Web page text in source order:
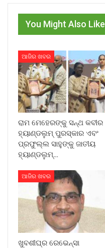
You Might Also Like
ଆଜିର ଖବର
ରାମ ମେହେରଙ୍କୁ ସନ୍ଥ କବୀର
ହ୍ୟାଣ୍ଡଲୁମ୍ ପୁରସ୍କାର ଏବଂ
ପ୍ରଫୁଲ୍ଲ ସାହୁଙ୍କୁ ଜାତୀୟ
ହ୍ୟାଣ୍ଡଲୁମ୍…
ଆଜିର ଖବର
ଖୁବଶୀଘ୍ର ରେଭେନ୍ସା